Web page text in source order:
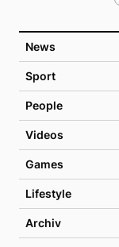
News
Sport
People
Videos
Games
Lifestyle
Archiv